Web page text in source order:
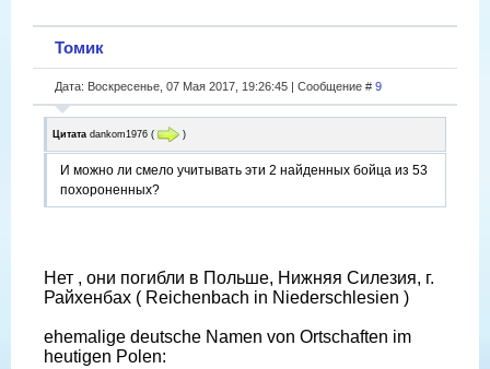
Томик
Дата: Воскресенье, 07 Мая 2017, 19:26:45 | Сообщение # 9
Цитата dankom1976 ( )
И можно ли смело учитывать эти 2 найденных бойца из 53
похороненных?
Нет , они погибли в Польше, Нижняя Силезия, г.
Райхенбах ( Reichenbach in Niederschlesien )
ehemalige deutsche Namen von Ortschaften im
heutigen Polen: